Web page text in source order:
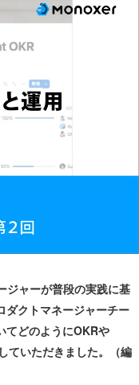
ジャーが普段の実践に基
ダクトマネージャーチー
てどのようにOKRや
ていただきました。（編